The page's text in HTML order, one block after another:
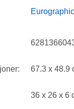
67.3 x 48.9
36 x 26 x 6